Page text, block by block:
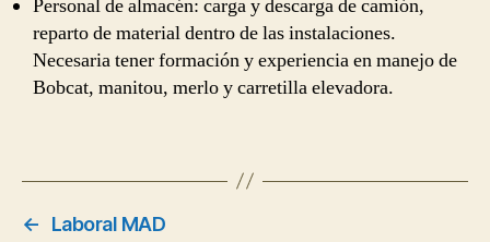
Personal de almacén: carga y descarga de camión,
reparto de material dentro de las instalaciones.
Necesaria tener formación y experiencia en manejo de
Bobcat, manitou, merlo y carretilla elevadora.
←
Laboral MAD